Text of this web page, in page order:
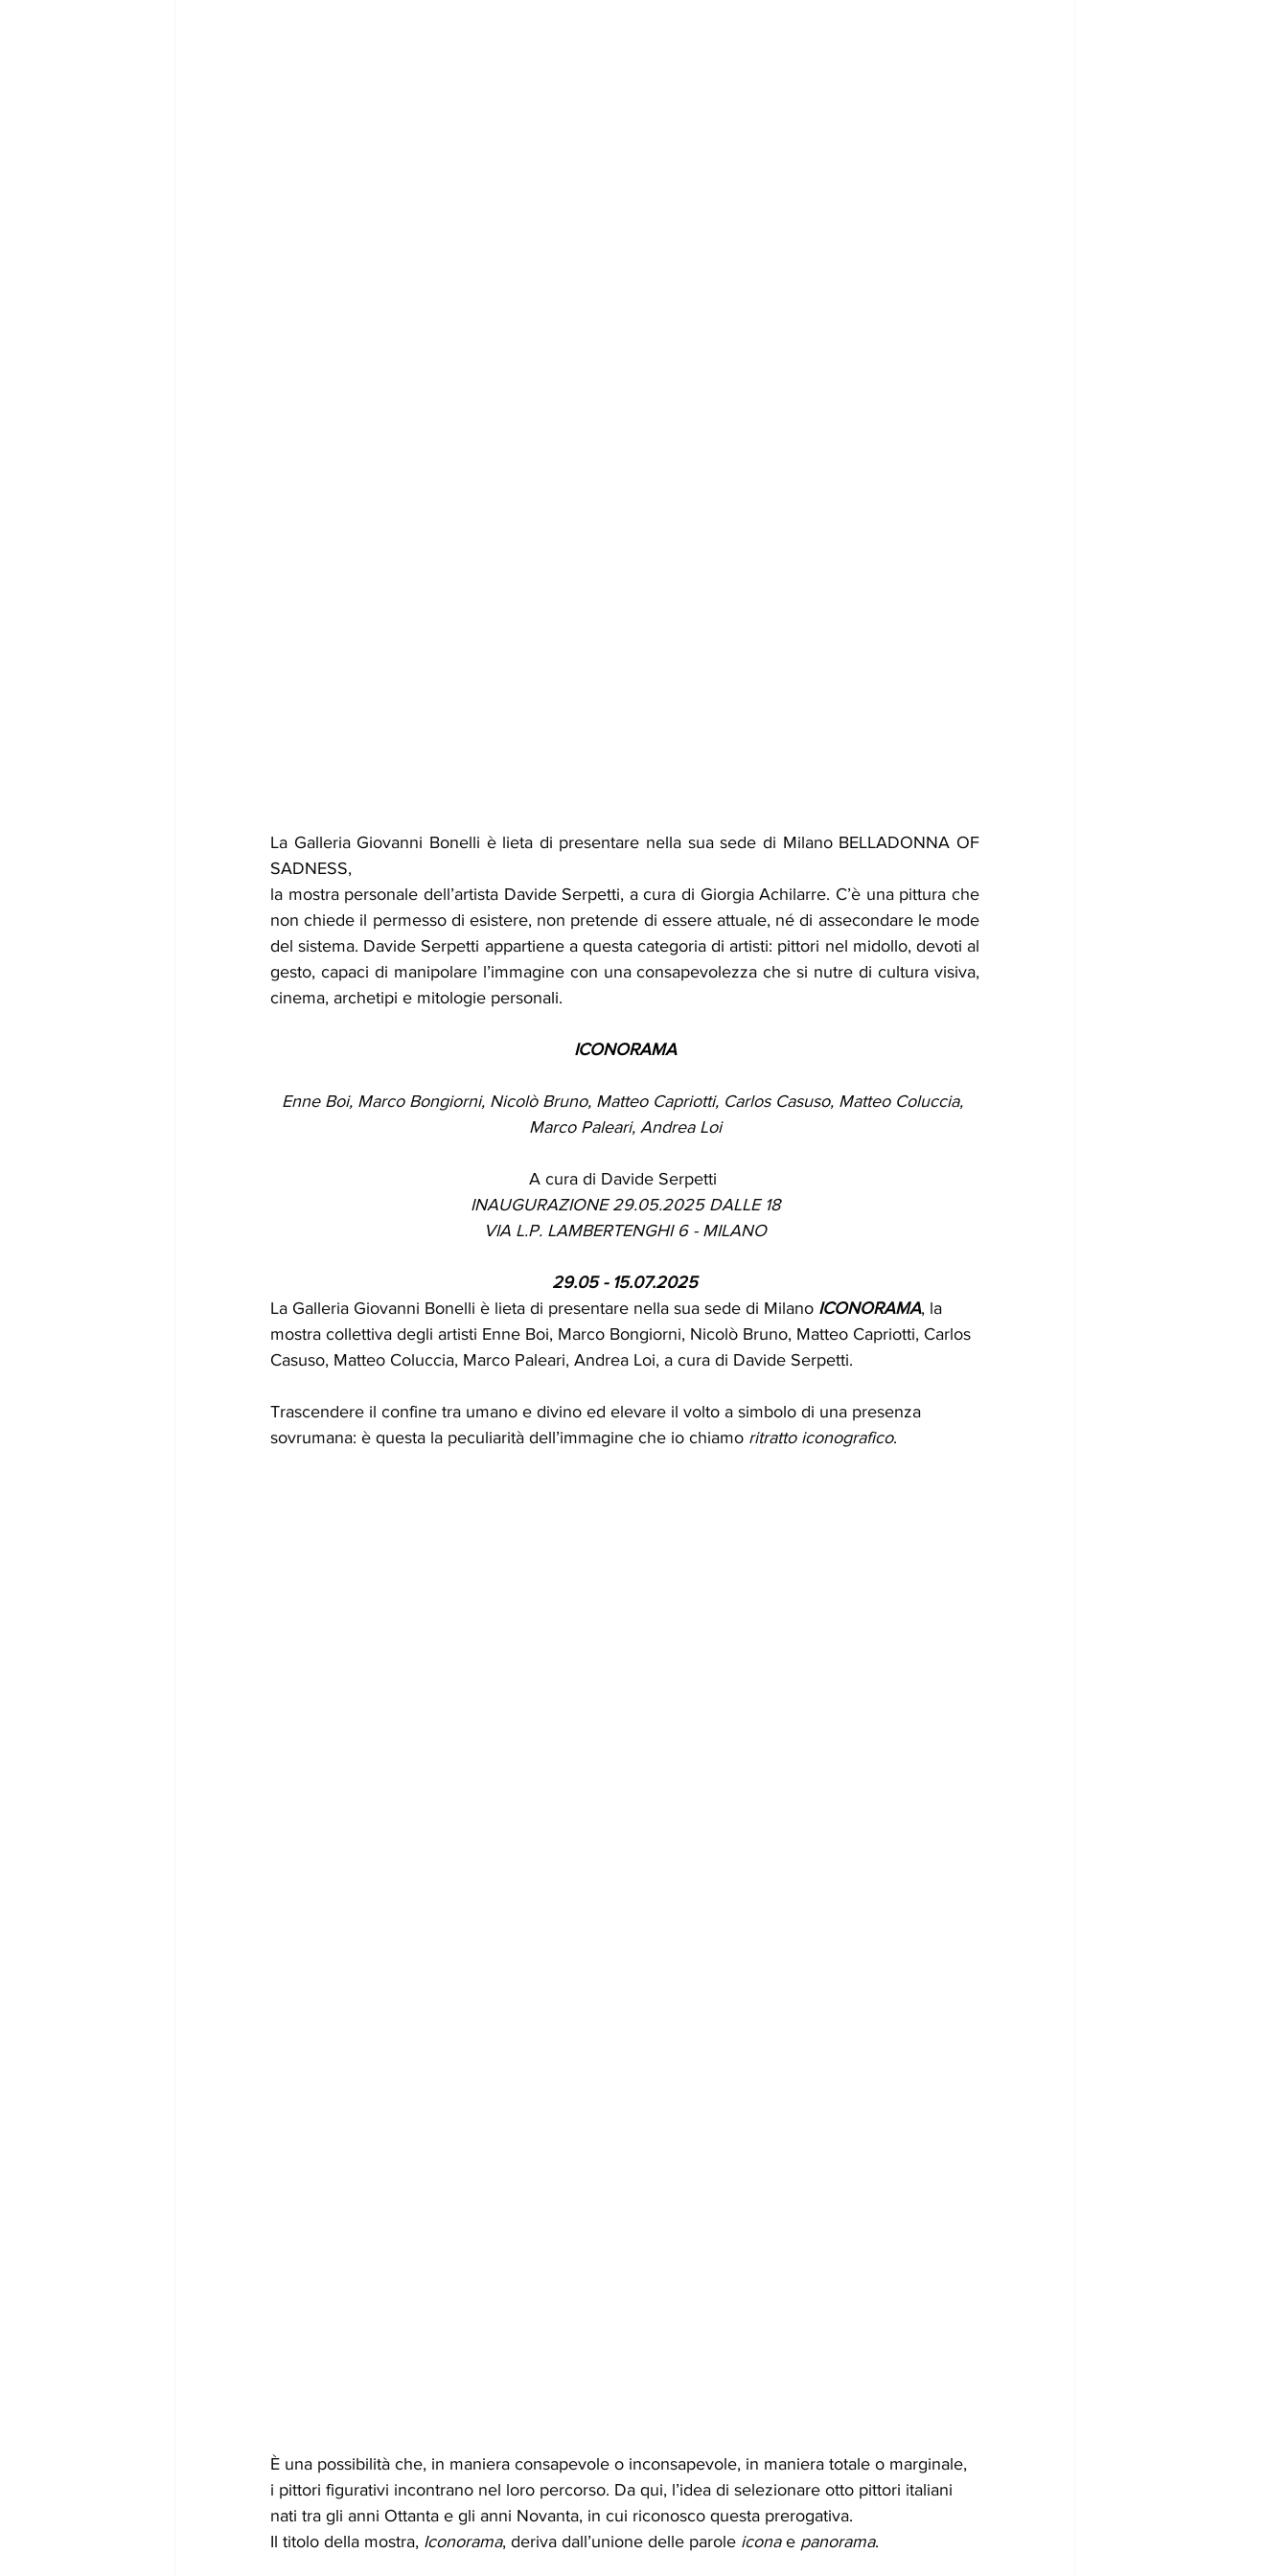
La Galleria Giovanni Bonelli è lieta di presentare nella sua sede di Milano BELLADONNA OF
SADNESS,
la mostra personale dell’artista Davide Serpetti, a cura di Giorgia Achilarre. C’è una pittura che
non chiede il permesso di esistere, non pretende di essere attuale, né di assecondare le mode
del sistema. Davide Serpetti appartiene a questa categoria di artisti: pittori nel midollo, devoti al
gesto, capaci di manipolare l’immagine con una consapevolezza che si nutre di cultura visiva,
cinema, archetipi e mitologie personali.
ICONORAMA
Enne Boi, Marco Bongiorni, Nicolò Bruno, Matteo Capriotti, Carlos Casuso, Matteo Coluccia,
Marco Paleari, Andrea Loi
A cura di Davide Serpetti
INAUGURAZIONE 29.05.2025 DALLE 18
VIA L.P. LAMBERTENGHI 6 - MILANO
29.05 - 15.07.2025
La Galleria Giovanni Bonelli è lieta di presentare nella sua sede di Milano ICONORAMA, la
mostra collettiva degli artisti Enne Boi, Marco Bongiorni, Nicolò Bruno, Matteo Capriotti, Carlos
Casuso, Matteo Coluccia, Marco Paleari, Andrea Loi, a cura di Davide Serpetti.
Trascendere il confine tra umano e divino ed elevare il volto a simbolo di una presenza
sovrumana: è questa la peculiarità dell’immagine che io chiamo ritratto iconografico.
È una possibilità che, in maniera consapevole o inconsapevole, in maniera totale o marginale,
i pittori figurativi incontrano nel loro percorso. Da qui, l’idea di selezionare otto pittori italiani
nati tra gli anni Ottanta e gli anni Novanta, in cui riconosco questa prerogativa.
Il titolo della mostra, Iconorama, deriva dall’unione delle parole icona e panorama.